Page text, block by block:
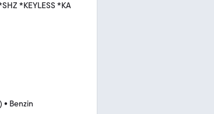
*KEYLESS *KA
• Benzin